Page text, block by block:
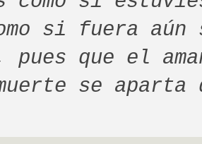
si fuera aún
pues que el
se aparta